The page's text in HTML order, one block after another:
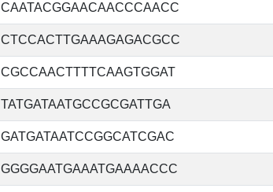
CAATACGGAACAACCCAACC
CTCCACTTGAAAGAGACGCC
CGCCAACTTTTCAAGTGGAT
TATGATAATGCCGCGATTGA
GATGATAATCCGGCATCGAC
GGGGAATGAAATGAAAACCC